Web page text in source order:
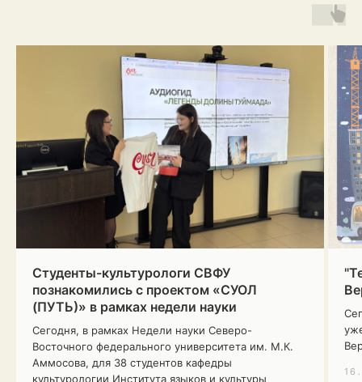
Студенты-культурологи СВФУ
познакомились с проектом «СУОЛ
(ПУТЬ)» в рамках недели науки
Сегодня, в рамках Недели науки Северо-
Восточного федерального университета им. М.К.
Аммосова, для 38 студентов кафедры
культурологии Института языков и культуры
Посмотрите на то, как
рождался проект, из каких
прекрасных,
а временами сложных
моментов он создан.
ВИДЕО-ПРЕЗЕНТАЦИЯ ПРОЕКТА